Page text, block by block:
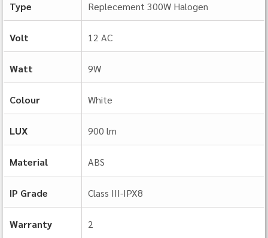
Type Replecement 300W Halogen
Volt 12 AC
Watt 9W
Colour White
LUX 900 lm
Material ABS
IP Grade Class III-IPX8
Warranty 2